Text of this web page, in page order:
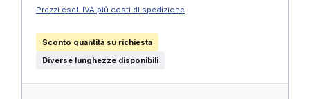
Prezzi escl. IVA più costi di spedizione
Sconto quantità su richiesta
Diverse lunghezze disponibili